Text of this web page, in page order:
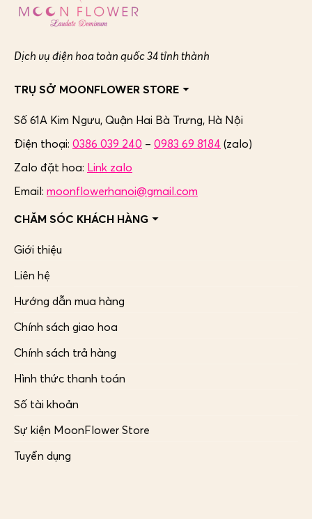
Dịch vụ điện hoa toàn quốc 34 tỉnh thành
TRỤ SỞ MOONFLOWER STORE
Số 61A Kim Ngưu, Quận Hai Bà Trưng, Hà Nội
Điện thoại: 0386 039 240 – 0983 69 8184 (zalo)
Zalo đặt hoa: Link zalo
Email: moonflowerhanoi@gmail.com
CHĂM SÓC KHÁCH HÀNG
Giới thiệu
Liên hệ
Hướng dẫn mua hàng
Chính sách giao hoa
Chính sách trả hàng
Hình thức thanh toán
Số tài khoản
Sự kiện MoonFlower Store
Tuyển dụng